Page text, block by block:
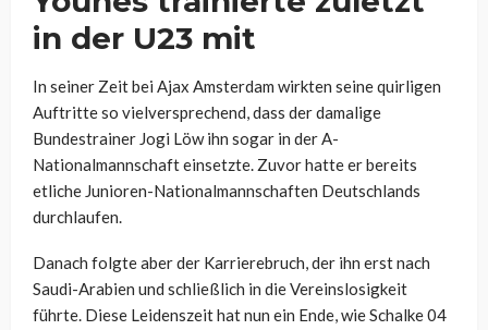
in der U23 mit
In seiner Zeit bei Ajax Amsterdam wirkten seine quirligen
Auftritte so vielversprechend, dass der damalige
Bundestrainer Jogi Löw ihn sogar in der A-
Nationalmannschaft einsetzte. Zuvor hatte er bereits
etliche Junioren-Nationalmannschaften Deutschlands
durchlaufen.
Danach folgte aber der Karrierebruch, der ihn erst nach
Saudi-Arabien und schließlich in die Vereinslosigkeit
führte. Diese Leidenszeit hat nun ein Ende, wie Schalke 04